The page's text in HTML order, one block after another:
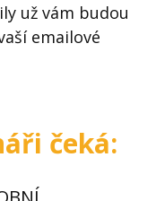
už vám budou
emailové
čeká: